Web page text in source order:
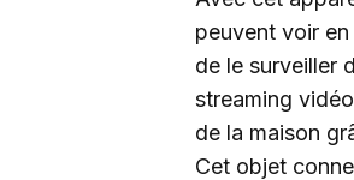
peuvent voir
de le surveiller
streaming
de la maison
Cet objet